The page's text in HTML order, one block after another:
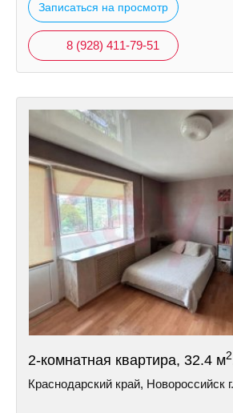
Записаться на просмотр
8 (928) 411-79-51
2-комнатная квартира, 32.4 м2
Краснодарский край, Новороссийск